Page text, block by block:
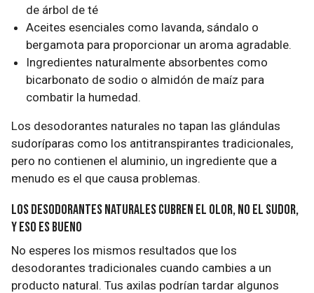
de árbol de té
Aceites esenciales como lavanda, sándalo o
bergamota para proporcionar un aroma agradable.
Ingredientes naturalmente absorbentes como
bicarbonato de sodio o almidón de maíz para
combatir la humedad.
Los desodorantes naturales no tapan las glándulas
sudoríparas como los antitranspirantes tradicionales,
pero no contienen el aluminio, un ingrediente que a
menudo es el que causa problemas.
Los desodorantes naturales cubren el olor, no el sudor,
y eso es bueno
No esperes los mismos resultados que los
desodorantes tradicionales cuando cambies a un
producto natural. Tus axilas podrían tardar algunos